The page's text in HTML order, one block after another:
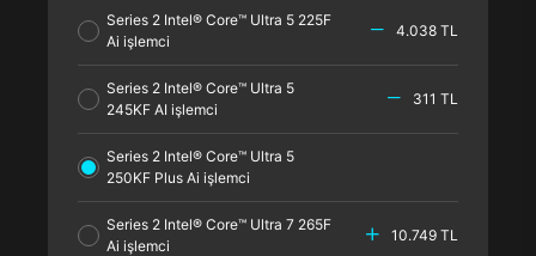
Series 2 Intel® Core™ Ultra 5 225F
Ai işlemci
4.038 TL
Series 2 Intel® Core™ Ultra 5
245KF AI işlemci
311 TL
Series 2 Intel® Core™ Ultra 5
250KF Plus Ai işlemci
Series 2 Intel® Core™ Ultra 7 265F
Ai işlemci
10.749 TL